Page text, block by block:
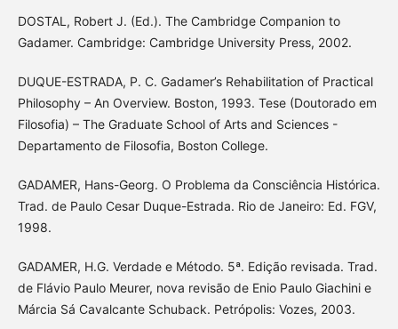
DOSTAL, Robert J. (Ed.). The Cambridge Companion to
Gadamer. Cambridge: Cambridge University Press, 2002.
DUQUE-ESTRADA, P. C. Gadamer’s Rehabilitation of Practical
Philosophy – An Overview. Boston, 1993. Tese (Doutorado em
Filosofia) – The Graduate School of Arts and Sciences -
Departamento de Filosofia, Boston College.
GADAMER, Hans-Georg. O Problema da Consciência Histórica.
Trad. de Paulo Cesar Duque-Estrada. Rio de Janeiro: Ed. FGV,
1998.
GADAMER, H.G. Verdade e Método. 5ª. Edição revisada. Trad.
de Flávio Paulo Meurer, nova revisão de Enio Paulo Giachini e
Márcia Sá Cavalcante Schuback. Petrópolis: Vozes, 2003.